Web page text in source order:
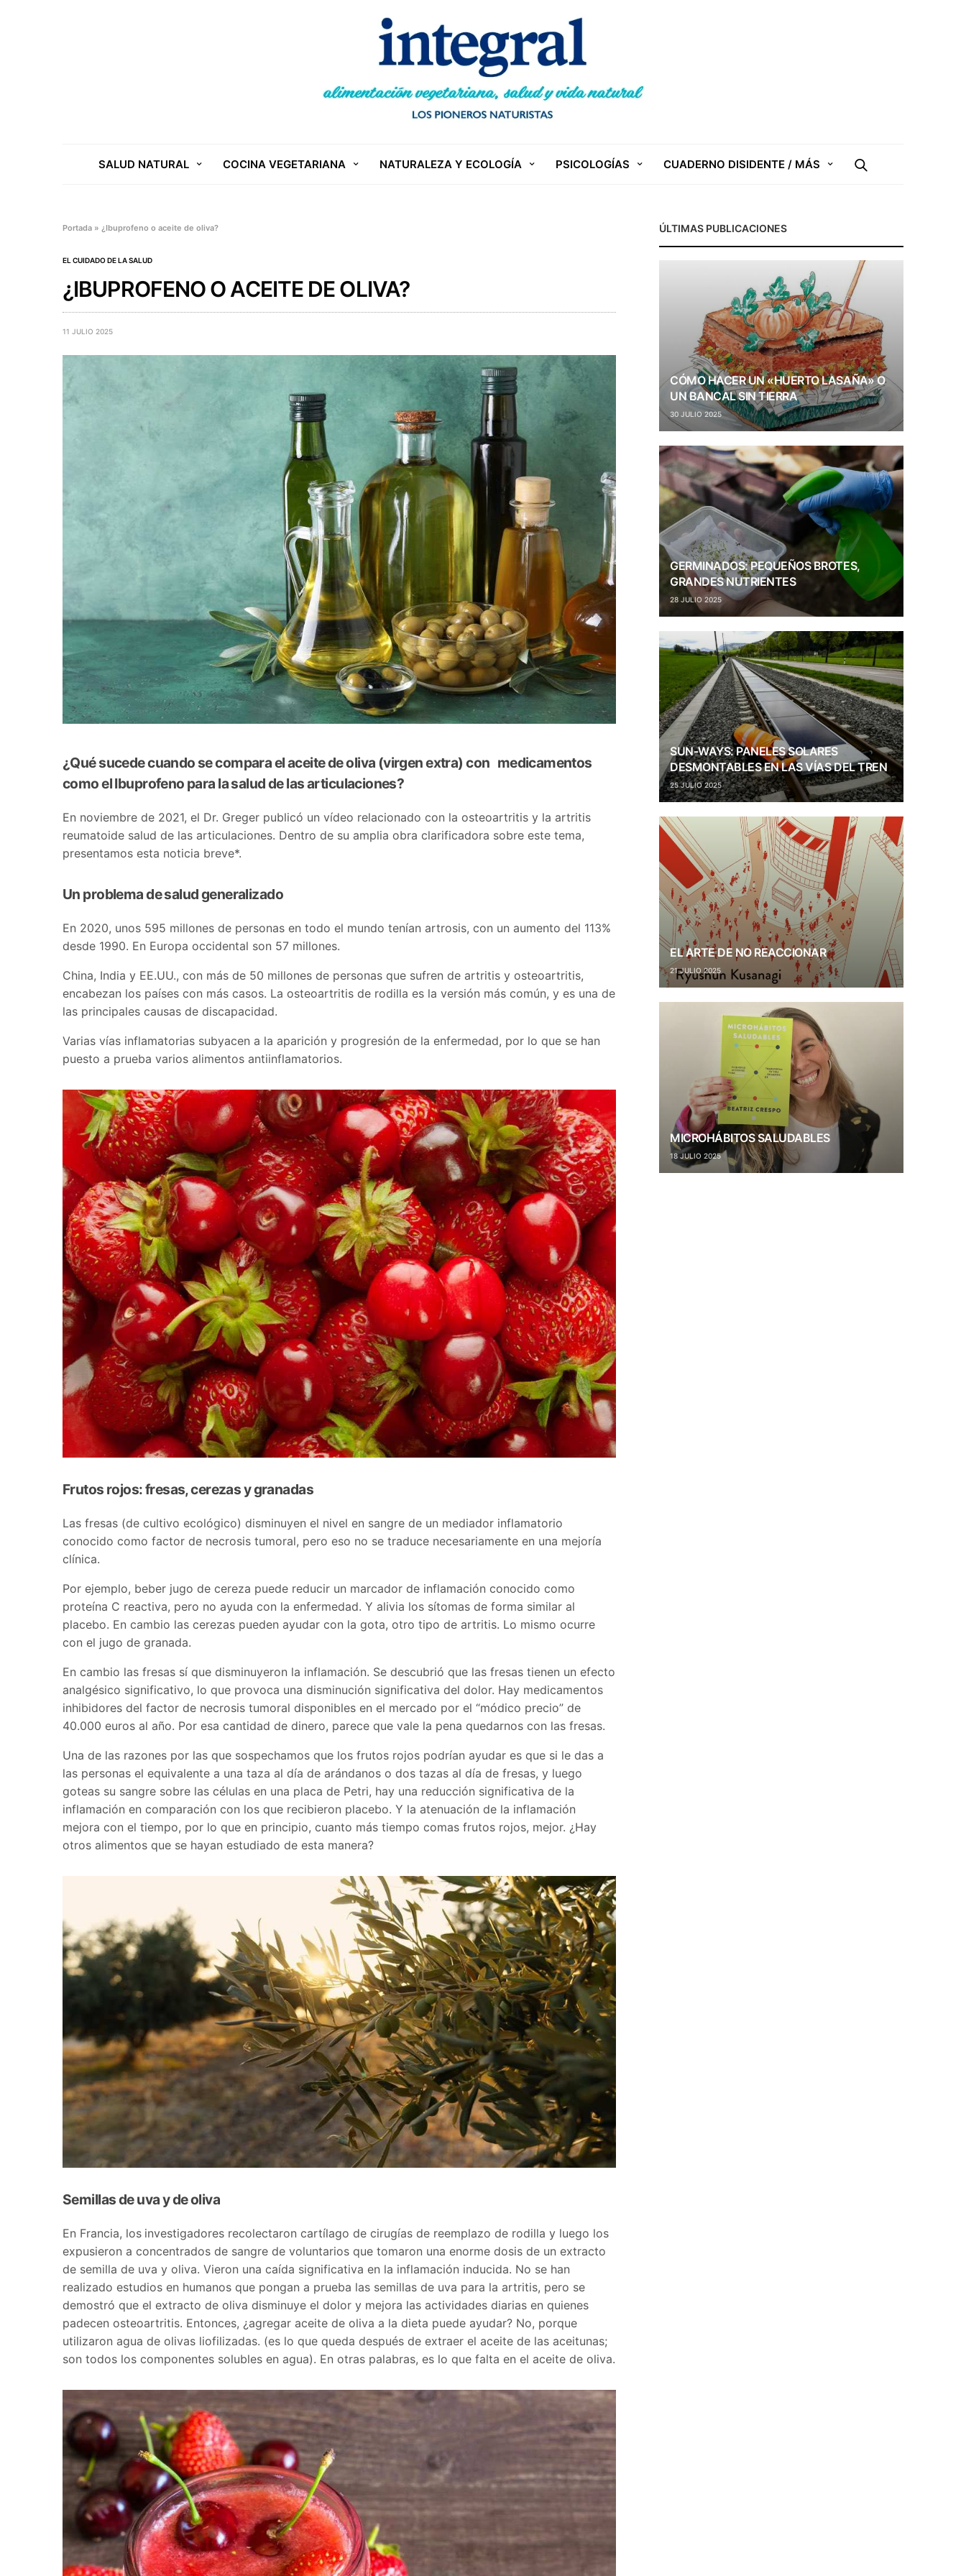
SALUD NATURAL COCINA VEGETARIANA NATURALEZA Y ECOLOGÍA PSICOLOGÍAS CUADERNO DISIDENTE / MÁS
Portada »¿Ibuprofeno o aceite de oliva?
EL CUIDADO DE LA SALUD
¿IBUPROFENO O ACEITE DE OLIVA?
11 JULIO 2025
¿Qué sucede cuando se compara el aceite de oliva (virgen extra) con medicamentos
como el Ibuprofeno para la salud de las articulaciones?
En noviembre de 2021, el Dr. Greger publicó un vídeo relacionado con la osteoartritis y la artritis
reumatoide salud de las articulaciones. Dentro de su amplia obra clarificadora sobre este tema,
presentamos esta noticia breve*.
Un problema de salud generalizado
En 2020, unos 595 millones de personas en todo el mundo tenían artrosis, con un aumento del 113%
desde 1990. En Europa occidental son 57 millones.
China, India y EE.UU., con más de 50 millones de personas que sufren de artritis y osteoartritis,
encabezan los países con más casos. La osteoartritis de rodilla es la versión más común, y es una de
las principales causas de discapacidad.
Varias vías inflamatorias subyacen a la aparición y progresión de la enfermedad, por lo que se han
puesto a prueba varios alimentos antiinflamatorios.
Frutos rojos: fresas, cerezas y granadas
Las fresas (de cultivo ecológico) disminuyen el nivel en sangre de un mediador inflamatorio
conocido como factor de necrosis tumoral, pero eso no se traduce necesariamente en una mejoría
clínica.
Por ejemplo, beber jugo de cereza puede reducir un marcador de inflamación conocido como
proteína C reactiva, pero no ayuda con la enfermedad. Y alivia los sítomas de forma similar al
placebo. En cambio las cerezas pueden ayudar con la gota, otro tipo de artritis. Lo mismo ocurre
con el jugo de granada.
En cambio las fresas sí que disminuyeron la inflamación. Se descubrió que las fresas tienen un efecto
analgésico significativo, lo que provoca una disminución significativa del dolor. Hay medicamentos
inhibidores del factor de necrosis tumoral disponibles en el mercado por el “módico precio” de
40.000 euros al año. Por esa cantidad de dinero, parece que vale la pena quedarnos con las fresas.
Una de las razones por las que sospechamos que los frutos rojos podrían ayudar es que si le das a
las personas el equivalente a una taza al día de arándanos o dos tazas al día de fresas, y luego
goteas su sangre sobre las células en una placa de Petri, hay una reducción significativa de la
inflamación en comparación con los que recibieron placebo. Y la atenuación de la inflamación
mejora con el tiempo, por lo que en principio, cuanto más tiempo comas frutos rojos, mejor. ¿Hay
otros alimentos que se hayan estudiado de esta manera?
Semillas de uva y de oliva
En Francia, los investigadores recolectaron cartílago de cirugías de reemplazo de rodilla y luego los
expusieron a concentrados de sangre de voluntarios que tomaron una enorme dosis de un extracto
de semilla de uva y oliva. Vieron una caída significativa en la inflamación inducida. No se han
realizado estudios en humanos que pongan a prueba las semillas de uva para la artritis, pero se
demostró que el extracto de oliva disminuye el dolor y mejora las actividades diarias en quienes
padecen osteoartritis. Entonces, ¿agregar aceite de oliva a la dieta puede ayudar? No, porque
utilizaron agua de olivas liofilizadas. (es lo que queda después de extraer el aceite de las aceitunas;
son todos los componentes solubles en agua). En otras palabras, es lo que falta en el aceite de oliva.
ÚLTIMAS PUBLICACIONES
CÓMO HACER UN «HUERTO LASAÑA» O
UN BANCAL SIN TIERRA
30 JULIO 2025
GERMINADOS: PEQUEÑOS BROTES,
GRANDES NUTRIENTES
28 JULIO 2025
SUN-WAYS: PANELES SOLARES
DESMONTABLES EN LAS VÍAS DEL TREN
25 JULIO 2025
EL ARTE DE NO REACCIONAR
21 JULIO 2025
MICROHÁBITOS SALUDABLES
18 JULIO 2025